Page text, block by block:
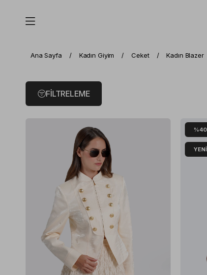
Ana Sayfa Kadın Giyim Ceket Kadın Blazer
FILTRELEME
%40